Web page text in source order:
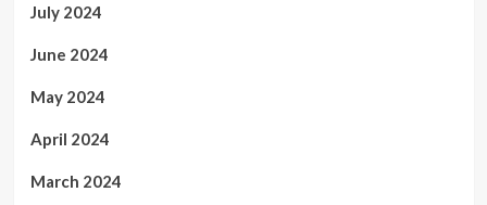
July 2024
June 2024
May 2024
April 2024
March 2024